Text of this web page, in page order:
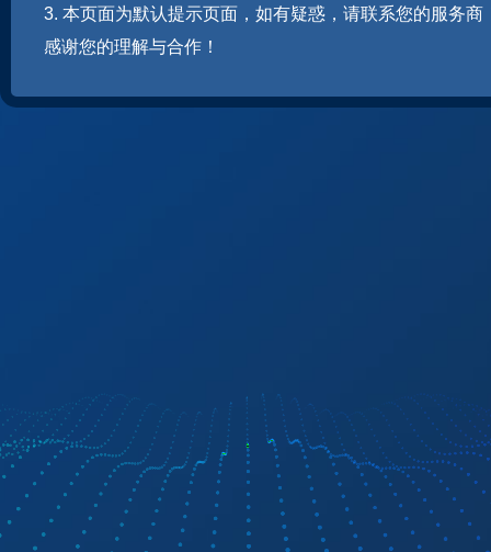
3. 本页面为默认提示页面，如有疑惑，请联系您的服务商
感谢您的理解与合作！